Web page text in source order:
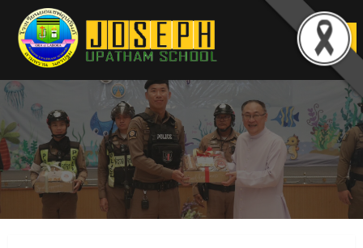
content